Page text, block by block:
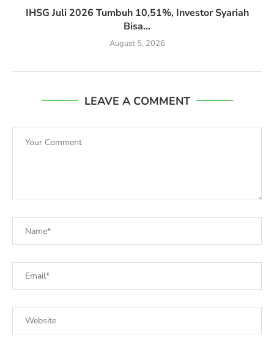
IHSG Juli 2026 Tumbuh 10,51%, Investor Syariah
Bisa...
August 5, 2026
LEAVE A COMMENT